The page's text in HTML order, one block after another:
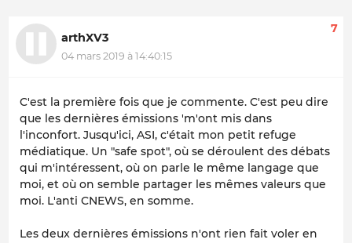
arthXV3
04 mars 2019 à 14:40:15
7
C'est la première fois que je commente. C'est peu dire
que les dernières émissions 'm'ont mis dans
l'inconfort. Jusqu'ici, ASI, c'était mon petit refuge
médiatique. Un "safe spot", où se déroulent des débats
qui m'intéressent, où on parle le même langage que
moi, et où on semble partager les mêmes valeurs que
moi. L'anti CNEWS, en somme.
Les deux dernières émissions n'ont rien fait voler en